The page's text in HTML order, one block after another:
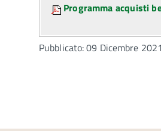
Programma acquisti
Pubblicato: 09 Dicembre 2021